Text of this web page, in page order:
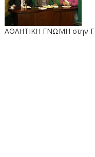
ΑΘΛΗΤΙΚΗ ΓΝΩΜΗ στην